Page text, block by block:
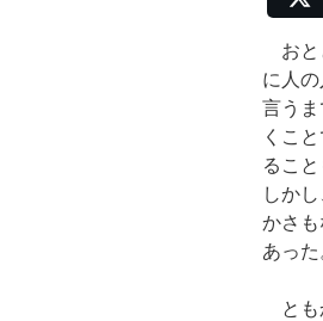
おと
に人
言う
くこ
るこ
しか
かさ
あった
とも